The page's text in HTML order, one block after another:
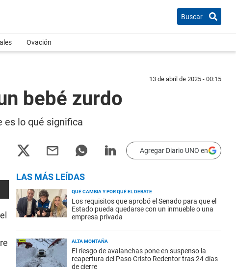
Buscar
Ovación
13 de abril de 2025 - 00:15
bebé zurdo
es lo qué significa
Agregar Diario UNO en
LAS MÁS LEÍDAS
QUÉ CAMBIA Y POR QUÉ EL DEBATE
Los requisitos que aprobó el Senado para que el
Estado pueda quedarse con un inmueble o una
empresa privada
ALTA MONTAÑA
El riesgo de avalanchas pone en suspenso la
reapertura del Paso Cristo Redentor tras 24 días
de cierre